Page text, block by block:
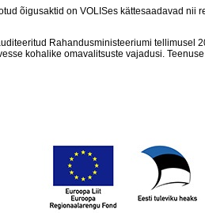
õigusaktid on VOLISes kättesaadavad
Rahandusministeeriumi tellimusel
kohalike omavalitsuste vajadusi.